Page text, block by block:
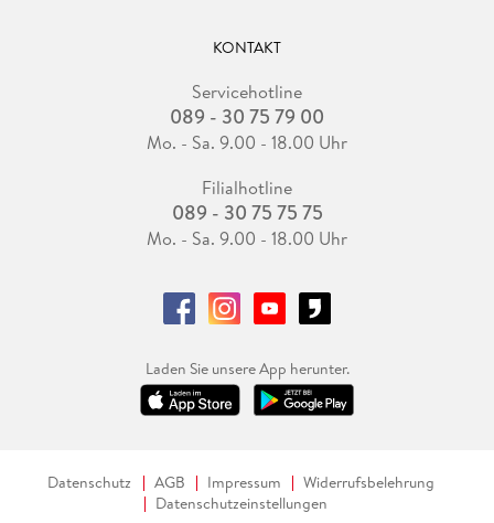
KONTAKT
Servicehotline
089 - 30 75 79 00
Mo. - Sa. 9.00 - 18.00 Uhr
Filialhotline
089 - 30 75 75 75
Mo. - Sa. 9.00 - 18.00 Uhr
Laden Sie unsere App herunter.
Datenschutz AGB Impressum
Widerrufsbelehrung
Datenschutzeinstellungen